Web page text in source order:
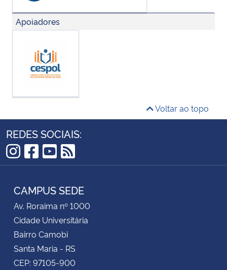
Apoiadores
Voltar ao topo
REDES SOCIAIS:
Instagram
Facebook
YouTube
RSS
CAMPUS SEDE
Av. Roraima nº 1000
Cidade Universitária
Bairro Camobi
Santa Maria - RS
CEP: 97105-900